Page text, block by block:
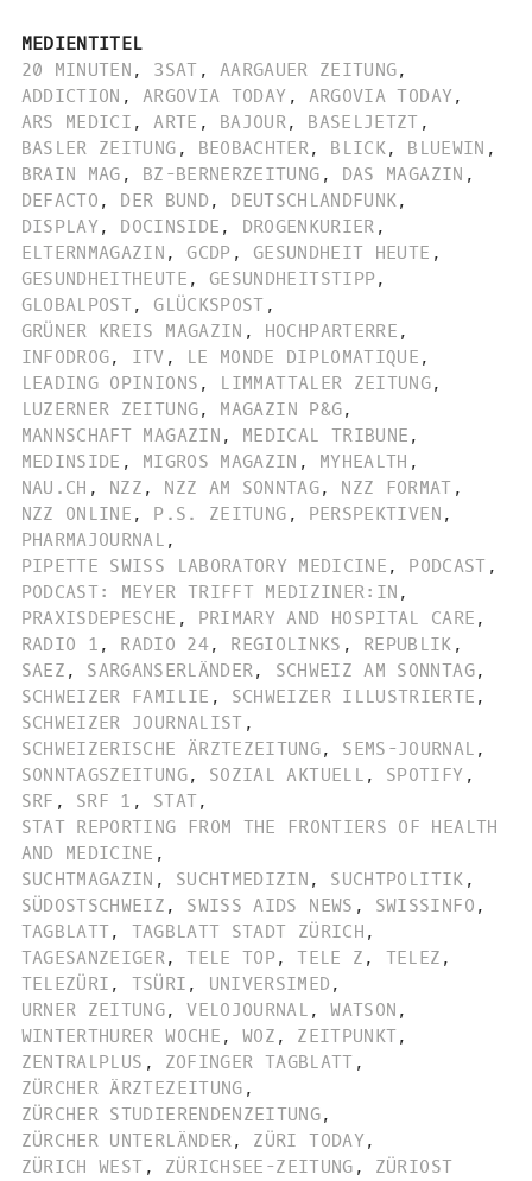
MEDIENTITEL
20 MINUTEN , 3SAT , AARGAUER ZEITUNG,
ADDICTION , ARGOVIA TODAY , ARGOVIA TODAY,
ARS MEDICI , ARTE , BAJOUR, BASELJETZT ,
BASLER ZEITUNG , BEOBACHTER, BLICK, BLUEWIN ,
BRAIN MAG , BZ-BERNERZEITUNG , DAS MAGAZIN ,
DEFACTO , DER BUND , DEUTSCHLANDFUNK,
DISPLAY, DOCINSIDE , DROGENKURIER ,
ELTERNMAGAZIN , GCDP , GESUNDHEIT HEUTE ,
GESUNDHEITHEUTE , GESUNDHEITSTIPP,
GLOBALPOST, GLÜCKSPOST ,
GRÜNER KREIS MAGAZIN , HOCHPARTERRE ,
INFODROG, ITV , LE MONDE DIPLOMATIQUE ,
LEADING OPINIONS , LIMMATTALER ZEITUNG,
LUZERNER ZEITUNG, MAGAZIN P&G,
MANNSCHAFT MAGAZIN , MEDICAL TRIBUNE ,
MEDINSIDE , MIGROS MAGAZIN , MYHEALTH ,
NAU.CH , NZZ , NZZ AM SONNTAG, NZZ FORMAT ,
NZZ ONLINE , P.S. ZEITUNG , PERSPEKTIVEN ,
PHARMAJOURNAL ,
PIPETTE SWISS LABORATORY MEDICINE , PODCAST ,
PODCAST: MEYER TRIFFT MEDIZINER:IN ,
PRAXISDEPESCHE , PRIMARY AND HOSPITAL CARE ,
RADIO 1 , RADIO 24, REGIOLINKS , REPUBLIK ,
SAEZ , SARGANSERLÄNDER, SCHWEIZ AM SONNTAG,
SCHWEIZER FAMILIE , SCHWEIZER ILLUSTRIERTE ,
SCHWEIZER JOURNALIST ,
SCHWEIZERISCHE ÄRZTEZEITUNG, SEMS-JOURNAL ,
SONNTAGSZEITUNG, SOZIAL AKTUELL , SPOTIFY ,
SRF , SRF 1 , STAT,
STAT REPORTING FROM THE FRONTIERS OF HEALTH
AND MEDICINE ,
SUCHTMAGAZIN , SUCHTMEDIZIN , SUCHTPOLITIK ,
SÜDOSTSCHWEIZ , SWISS AIDS NEWS , SWISSINFO ,
TAGBLATT, TAGBLATT STADT ZÜRICH ,
TAGESANZEIGER, TELE TOP, TELE Z , TELEZ ,
TELEZÜRI , TSÜRI , UNIVERSIMED ,
URNER ZEITUNG, VELOJOURNAL , WATSON ,
WINTERTHURER WOCHE , WOZ , ZEITPUNKT,
ZENTRALPLUS , ZOFINGER TAGBLATT ,
ZÜRCHER ÄRZTEZEITUNG ,
ZÜRCHER STUDIERENDENZEITUNG,
ZÜRCHER UNTERLÄNDER, ZÜRI TODAY,
ZÜRICH WEST , ZÜRICHSEE-ZEITUNG , ZÜRIOST